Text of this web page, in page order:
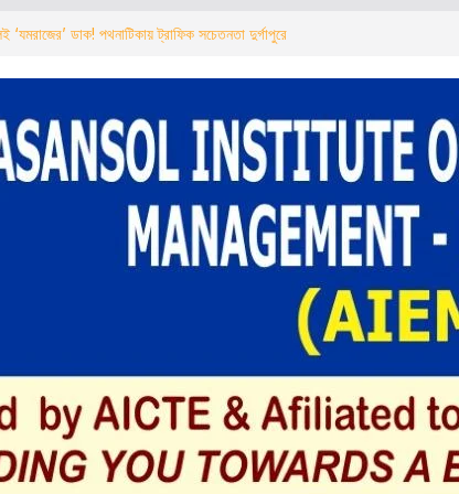
‘যমরাজের’ ডাক! পথনাটিকায় ট্রাফিক সচেতনতা দুর্গাপুরে
বুলডোজার অবৈধ নির্মাণ ভাঙার কাজ শুরু এনএইচএআইয়ের
সম্পর্ক অভিযান” সভায় ‘কয়লা মাফিয়া’র উপস্থিতি ঘিরে
पर ‘यमराज’ का बुलावा! नुक्कड़ नाटक के जरिए दुर्गापुर